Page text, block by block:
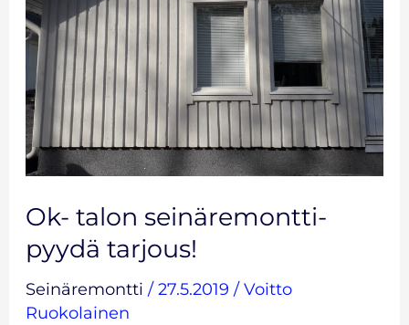
Ok- talon seinäremontti-
pyydä tarjous!
Seinäremontti / 27.5.2019 / Voitto
Ruokolainen
tarjous!